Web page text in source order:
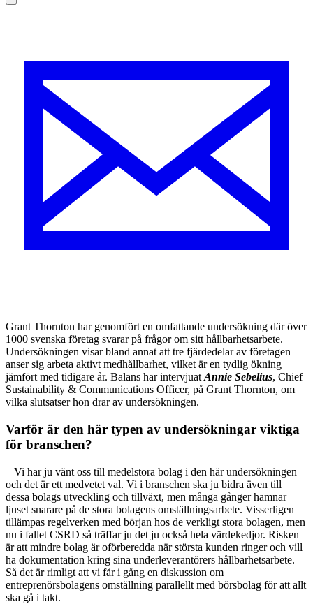
Grant Thornton har genomfört en omfattande undersökning där över
1000 svenska företag svarar på frågor om sitt hållbarhetsarbete.
Undersökningen visar bland annat att tre fjärdedelar av företagen
anser sig arbeta aktivt medhållbarhet, vilket är en tydlig ökning
jämfört med tidigare år. Balans har intervjuat Annie Sebelius, Chief
Sustainability & Communications Officer, på Grant Thornton, om
vilka slutsatser hon drar av undersökningen.
Varför är den här typen av undersökningar viktiga
för branschen?
– Vi har ju vänt oss till medelstora bolag i den här undersökningen
och det är ett medvetet val. Vi i branschen ska ju bidra även till
dessa bolags utveckling och tillväxt, men många gånger hamnar
ljuset snarare på de stora bolagens omställningsarbete. Visserligen
tillämpas regelverken med början hos de verkligt stora bolagen, men
nu i fallet CSRD så träffar ju det ju också hela värdekedjor. Risken
är att mindre bolag är oförberedda när största kunden ringer och vill
ha dokumentation kring sina underleverantörers hållbarhetsarbete.
Så det är rimligt att vi får i gång en diskussion om
entreprenörsbolagens omställning parallellt med börsbolag för att allt
ska gå i takt.